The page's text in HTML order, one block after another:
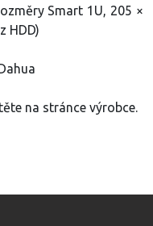
Smart 1U, 205 ×
HDD)
na stránce výrobce.